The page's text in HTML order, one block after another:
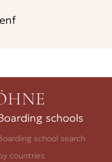
schools
school search
countries